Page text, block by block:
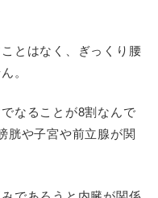
とはなく、ぎっくり腰
。
なることが8割なんで
胱や子宮や前立腺が関